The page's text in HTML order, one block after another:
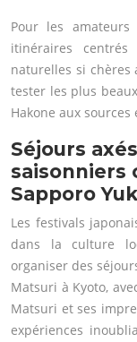
Pour les
itinéraires
naturelles si chères
tester les plus
Hakone aux
Séjours
saisonniers
Sapporo
Les festivals
dans la culture
organiser des
Matsuri à Kyoto,
Matsuri et ses
expériences